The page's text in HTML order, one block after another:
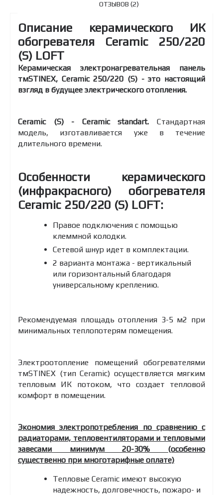
ОТЗЫВОВ (2)
Описание керамического ИК
обогревателя Ceramic 250/220
(S) LOFT
Керамическая электронагревательная панель
тмSTINEX, Ceramic 250/220 (S) - это настоящий
взгляд в будущее электрического отопления.
Ceramic (S) - Ceramic standart. Стандартная
модель, изготавливается уже в течение
длительного времени.
Особенности керамического
(инфракрасного) обогревателя
Ceramic 250/220 (S) LOFT:
Правое подключения с помощью
клеммной колодки.
Сетевой шнур идет в комплектации.
2 варианта монтажа - вертикальный
или горизонтальный благодаря
универсальному креплению.
Рекомендуемая площадь отопления 3-5 м2 при
минимальных теплопотерям помещения.
Электроотопление помещений обогревателями
тмSTINEX (тип Ceramic) осуществляется мягким
тепловым ИК потоком, что создает тепловой
комфорт в помещении.
Экономия электропотребления по сравнению с
радиаторами, тепловентиляторами и тепловыми
завесами минимум 20-30% (особенно
существенно при многотарифные оплате)
Тепловые Ceramic имеют высокую
надежность, долговечность, пожаро- и